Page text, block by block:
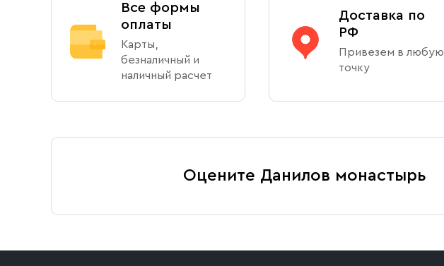
Все формы
оплаты
Карты,
безналичный и
наличный расчет
Доставка по
РФ
Привезем в любую
точку
Оцените Данилов монастырь